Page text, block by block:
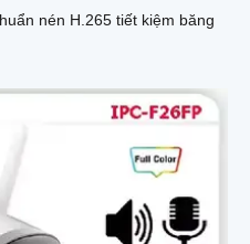
nén H.265 tiết kiệm băng